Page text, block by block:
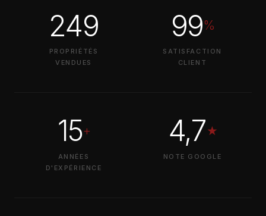
249
PROPRIÉTÉS
VENDUES
99%
SATISFACTION
CLIENT
15+
ANNÉES
D'EXPÉRIENCE
4,7★
NOTE GOOGLE